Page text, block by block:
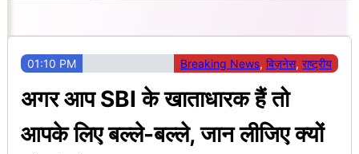
01:10 PM Breaking News, बिज़नेस, राष्ट्रीय
अगर आप SBI के खाताधारक हैं तो
आपके लिए बल्ले-बल्ले, जान लीजिए क्यों